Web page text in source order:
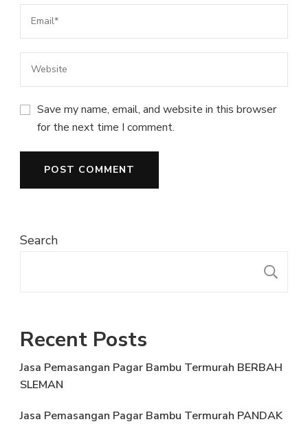
Save my name, email, and website in this browser
for the next time I comment.
Search
Recent Posts
Jasa Pemasangan Pagar Bambu Termurah BERBAH
SLEMAN
Jasa Pemasangan Pagar Bambu Termurah PANDAK